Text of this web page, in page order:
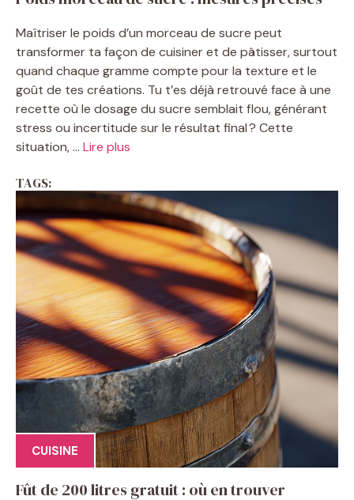
Maîtriser le poids d’un morceau de sucre peut
transformer ta façon de cuisiner et de pâtisser, surtout
quand chaque gramme compte pour la texture et le
goût de tes créations. Tu t’es déjà retrouvé face à une
recette où le dosage du sucre semblait flou, générant
stress ou incertitude sur le résultat final ? Cette
situation, ... Lire plus
TAGS:
CUISINE
Fût de 200 litres gratuit : où en trouver